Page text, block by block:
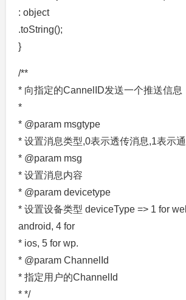
: object
.toString();
}
/**
* 向指定的CannelID发送一个推送信息
*
* @param msgtype
* 设置消息类型,0表示透传消息,1表示
* @param msg
* 设置消息内容
* @param devicetype
* 设置设备类型 deviceType => 1 for
android, 4 for
* ios, 5 for wp.
* @param ChannelId
* 指定用户的ChannelId
* */